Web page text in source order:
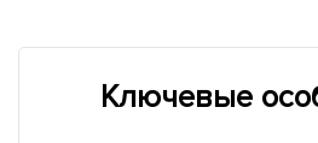
Ключевые